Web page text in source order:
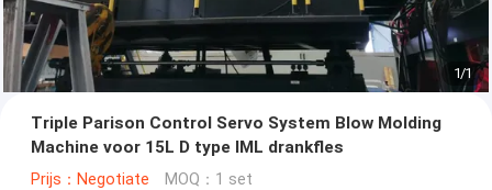
1/1
Triple Parison Control Servo System Blow Molding
Machine voor 15L D type IML drankfles
Prijs：Negotiate MOQ：1 set